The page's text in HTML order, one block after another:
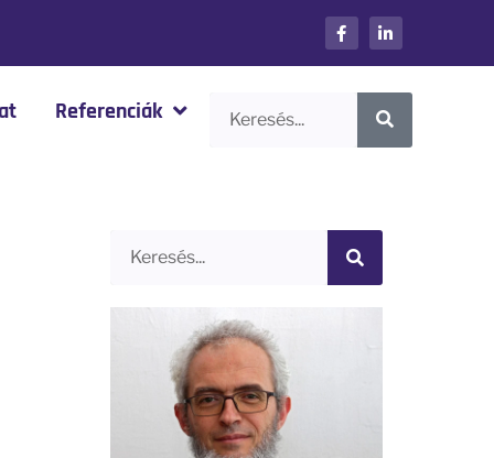
Referenciák